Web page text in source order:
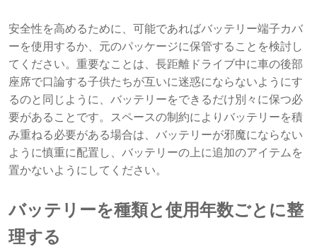
安全性を高めるために、可能であればバッテリー端子カバ
ーを使用するか、元のパッケージに保管することを検討し
てください。重要なことは、長距離ドライブ中に車の後部
座席で口論する子供たちが互いに迷惑にならないようにす
るのと同じように、バッテリーをできるだけ別々に保つ必
要があることです。スペースの制約によりバッテリーを積
み重ねる必要がある場合は、バッテリーが邪魔にならない
ように慎重に配置し、バッテリーの上に追加のアイテムを
置かないようにしてください。
バッテリーを種類と使用年数ごとに整
理する